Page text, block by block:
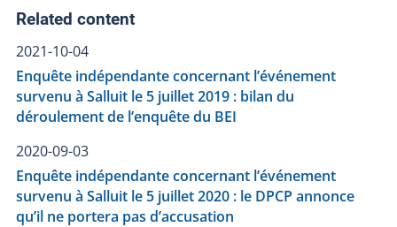
Related content
2021-10-04
Enquête indépendante concernant l’événement
survenu à Salluit le 5 juillet 2019 : bilan du
déroulement de l’enquête du BEI
2020-09-03
Enquête indépendante concernant l’événement
survenu à Salluit le 5 juillet 2020 : le DPCP annonce
qu’il ne portera pas d’accusation